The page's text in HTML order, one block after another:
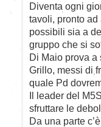
Diventa ogni
tavoli, pronto
possibili sia a
gruppo che si
Di Maio prova a
Grillo, messi di
quale Pd
Il leader del
sfruttare le
Da una parte